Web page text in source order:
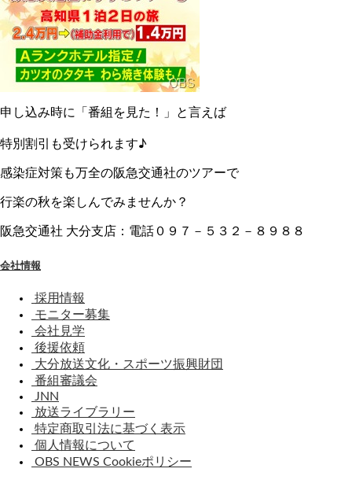
申し込み時に「番組を見た！」と言えば
特別割引も受けられます♪
感染症対策も万全の阪急交通社のツアーで
行楽の秋を楽しんでみませんか？
阪急交通社 大分支店：電話０９７－５３２－８９８８
会社情報
採用情報
モニター募集
会社見学
後援依頼
大分放送文化・スポーツ振興財団
番組審議会
JNN
放送ライブラリー
特定商取引法に基づく表示
個人情報について
OBS NEWS Cookieポリシー